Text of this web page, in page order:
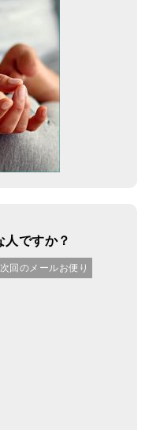
ですか？
次回のメールお便り